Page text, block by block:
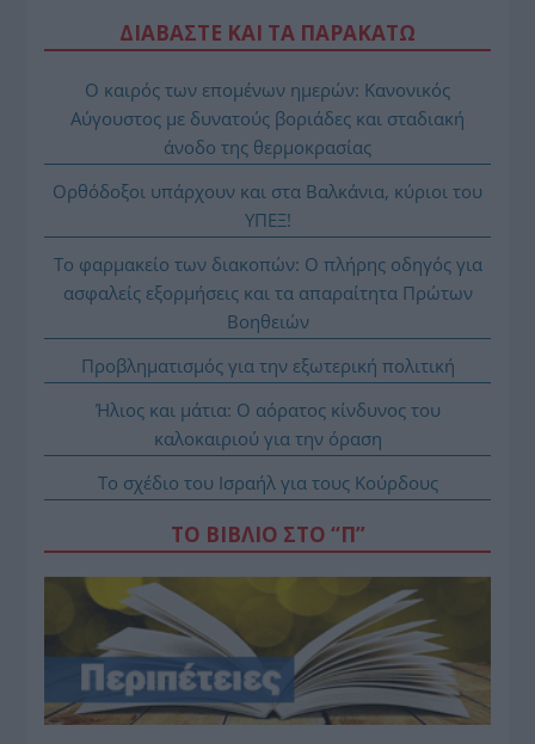
ΔΙΑΒΑΣΤΕ ΚΑΙ ΤΑ ΠΑΡΑΚΑΤΩ
Ο καιρός των επομένων ημερών: Κανονικός
Αύγουστος με δυνατούς βοριάδες και σταδιακή
άνοδο της θερμοκρασίας
Ορθόδοξοι υπάρχουν και στα Βαλκάνια, κύριοι του
ΥΠΕΞ!
Το φαρμακείο των διακοπών: Ο πλήρης οδηγός για
ασφαλείς εξορμήσεις και τα απαραίτητα Πρώτων
Βοηθειών
Προβληματισμός για την εξωτερική πολιτική
Ήλιος και μάτια: Ο αόρατος κίνδυνος του
καλοκαιριού για την όραση
Το σχέδιο του Ισραήλ για τους Κούρδους
ΤΟ ΒΙΒΛΙΟ ΣΤΟ “Π”